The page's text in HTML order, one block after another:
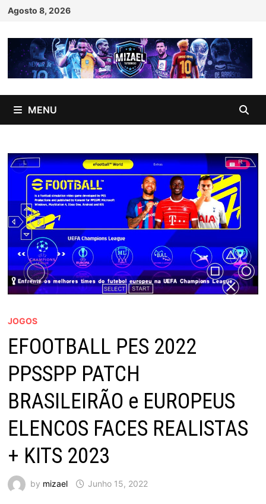
Skip
content
Agosto 8, 2026
MENU
JOGOS
EFOOTBALL PES 2022
PPSSPP PATCH
BRASILEIRÃO e EUROPEUS
ELENCOS FACES REALISTAS
+ KITS 2023
by mizael Junho 15, 2022